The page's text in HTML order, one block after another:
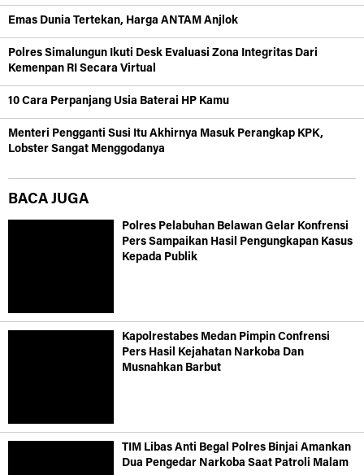
Emas Dunia Tertekan, Harga ANTAM Anjlok
Polres Simalungun Ikuti Desk Evaluasi Zona Integritas Dari
Kemenpan RI Secara Virtual
10 Cara Perpanjang Usia Baterai HP Kamu
Menteri Pengganti Susi Itu Akhirnya Masuk Perangkap KPK,
Lobster Sangat Menggodanya
BACA JUGA
Polres Pelabuhan Belawan Gelar Konfrensi
Pers Sampaikan Hasil Pengungkapan Kasus
Kepada Publik
Kapolrestabes Medan Pimpin Confrensi
Pers Hasil Kejahatan Narkoba Dan
Musnahkan Barbut
TIM Libas Anti Begal Polres Binjai Amankan
Dua Pengedar Narkoba Saat Patroli Malam